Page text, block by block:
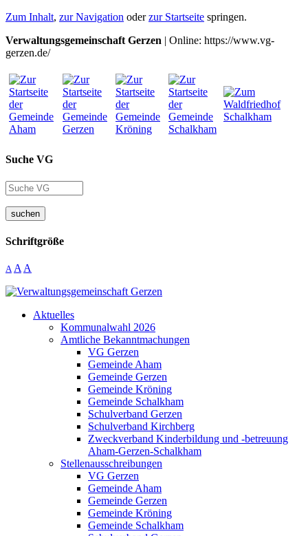
Zum Inhalt, zur Navigation oderzur Startseite springen.
Verwaltungsgemeinschaft Gerzen | Online: https://www.vg-
gerzen.de/
Suche VG
suchen
Schriftgröße
A A A
Aktuelles
Kommunalwahl 2026
Amtliche Bekanntmachungen
VG Gerzen
Gemeinde Aham
Gemeinde Gerzen
Gemeinde Kröning
Gemeinde Schalkham
Schulverband Gerzen
Schulverband Kirchberg
Zweckverband Kinderbildung und -betreuung
Aham-Gerzen-Schalkham
Stellenausschreibungen
VG Gerzen
Gemeinde Aham
Gemeinde Gerzen
Gemeinde Kröning
Gemeinde Schalkham